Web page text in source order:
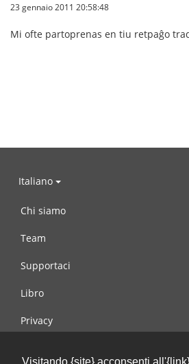
23 gennaio 2011 20:58:48
Mi ofte partoprenas en tiu retpaĝo
Italiano
Chi siamo
Team
Supportaci
Libro
Privacy